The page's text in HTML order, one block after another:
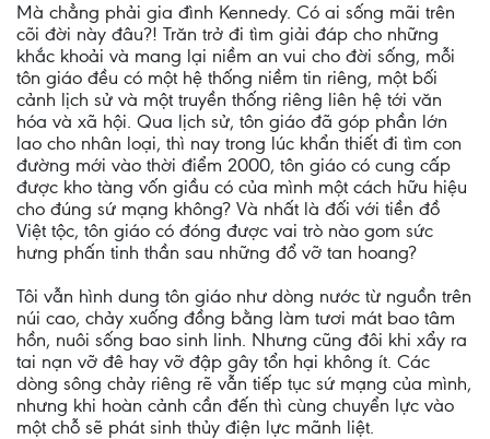
Mà chẳng phải gia đình Kennedy. Có ai sống mãi trên
cõi đời này đâu?! Trăn trở đi tìm giải đáp cho những
khắc khoải và mang lại niềm an vui cho đời sống, mỗi
tôn giáo đều có một hệ thống niềm tin riêng, một bối
cảnh lịch sử và một truyền thống riêng liên hệ tới văn
hóa và xã hội. Qua lịch sử, tôn giáo đã góp phần lớn
lao cho nhân loại, thì nay trong lúc khẩn thiết đi tìm con
đường mới vào thời điểm 2000, tôn giáo có cung cấp
được kho tàng vốn giầu có của mình một cách hữu hiệu
cho đúng sứ mạng không? Và nhất là đối với tiền đồ
Việt tộc, tôn giáo có đóng được vai trò nào gom sức
hưng phấn tinh thần sau những đổ vỡ tan hoang?
Tôi vẫn hình dung tôn giáo như dòng nước từ nguồn trên
núi cao, chảy xuống đồng bằng làm tươi mát bao tâm
hồn, nuôi sống bao sinh linh. Nhưng cũng đôi khi xẩy ra
tai nạn vỡ đê hay vỡ đập gây tổn hại không ít. Các
dòng sông chảy riêng rẽ vẫn tiếp tục sứ mạng của mình,
nhưng khi hoàn cảnh cần đến thì cùng chuyển lực vào
một chỗ sẽ phát sinh thủy điện lực mãnh liệt.